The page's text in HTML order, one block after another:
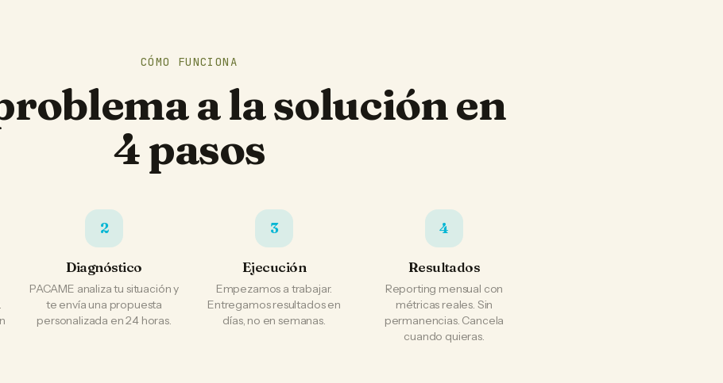
CÓMO FUNCIONA
a la solución en
4 pasos
2
Diagnóstico
PACAME analiza tu situación y
te envía una propuesta
personalizada en 24 horas.
3
Ejecución
Empezamos a trabajar.
Entregamos resultados en
días, no en semanas.
4
Resultados
Reporting mensual con
métricas reales. Sin
permanencias. Cancela
cuando quieras.